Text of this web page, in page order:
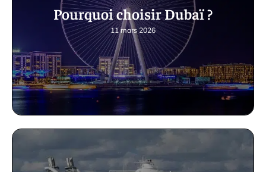
Pourquoi choisir Dubaï ?
11 mars 2026